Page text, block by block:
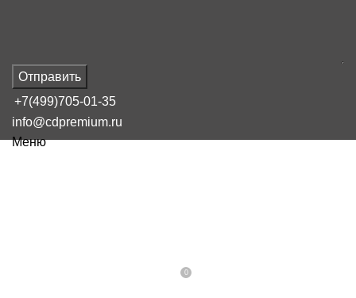
Отправить
+7(499)705-01-35
info@cdpremium.ru
Меню
0